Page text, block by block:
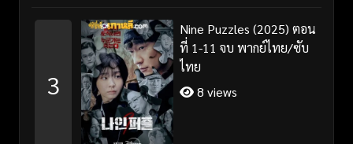
3
Nine Puzzles (2025) ตอน
ที่ 1-11 จบ พากย์ไทย/ซับ
ไทย
8 views